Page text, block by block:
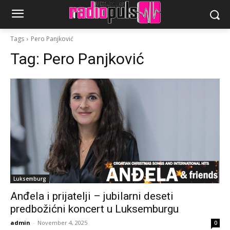
Tags Pero Panjković
Tag: Pero Panjković
Luksemburg
Anđela i prijatelji – jubilarni deseti
predbožićni koncert u Luksemburgu
admin - November 4, 2025 0